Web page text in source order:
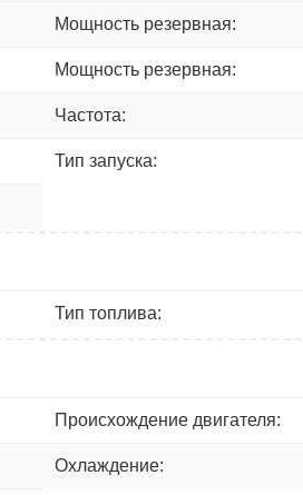
Мощность резервная:
Мощность резервная:
Частота:
Тип запуска:
Тип топлива:
Происхождение двигателя:
Охлаждение: